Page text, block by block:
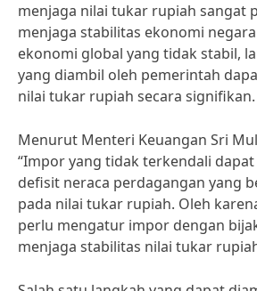
menjaga nilai tukar rupiah sangat
menjaga stabilitas ekonomi
ekonomi global yang tidak stabil,
yang diambil oleh pemerintah
nilai tukar rupiah secara signifikan.
Menurut Menteri Keuangan Sri
“Impor yang tidak terkendali
defisit neraca perdagangan yang
pada nilai tukar rupiah. Oleh
perlu mengatur impor dengan
menjaga stabilitas nilai tukar